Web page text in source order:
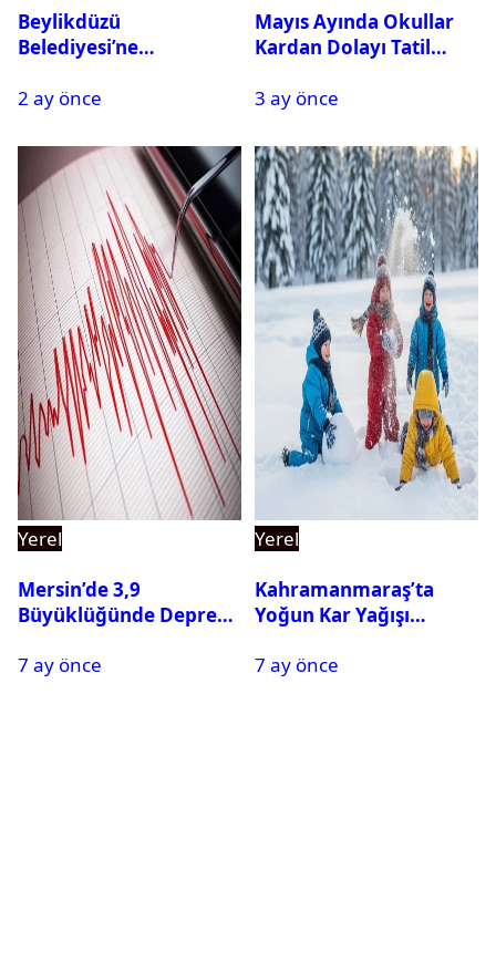
Beylikdüzü
Belediyesi’ne
Gözaltına Alındı
2 ay önce
Mayıs Ayında Okullar
Kardan Dolayı Tatil
3 ay önce
Yerel
Mersin’de 3,9
Büyüklüğünde Deprem
7 ay önce
Yerel
Kahramanmaraş’ta
Yoğun Kar Yağışı
Tatil
7 ay önce